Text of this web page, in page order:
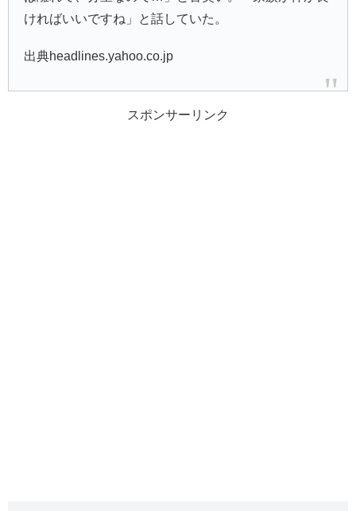
ければいいですね」と話していた。
出典headlines.yahoo.co.jp
スポンサーリンク